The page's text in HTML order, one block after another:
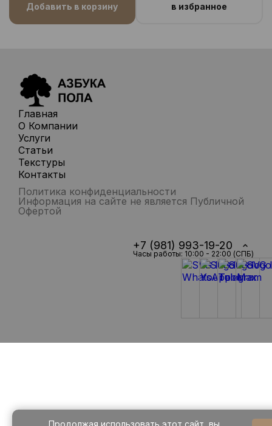
Добавить в корзину в избранное
Главная
О Компании
Услуги
Статьи
Текстуры
Контакты
Политика конфиденциальности
Информация на сайте не является Публичной
Офертой
+7 (981) 993-19-20
Часы работы: 10:00 - 22:00 (СПБ)
Продолжая использовать этот сайт, вы